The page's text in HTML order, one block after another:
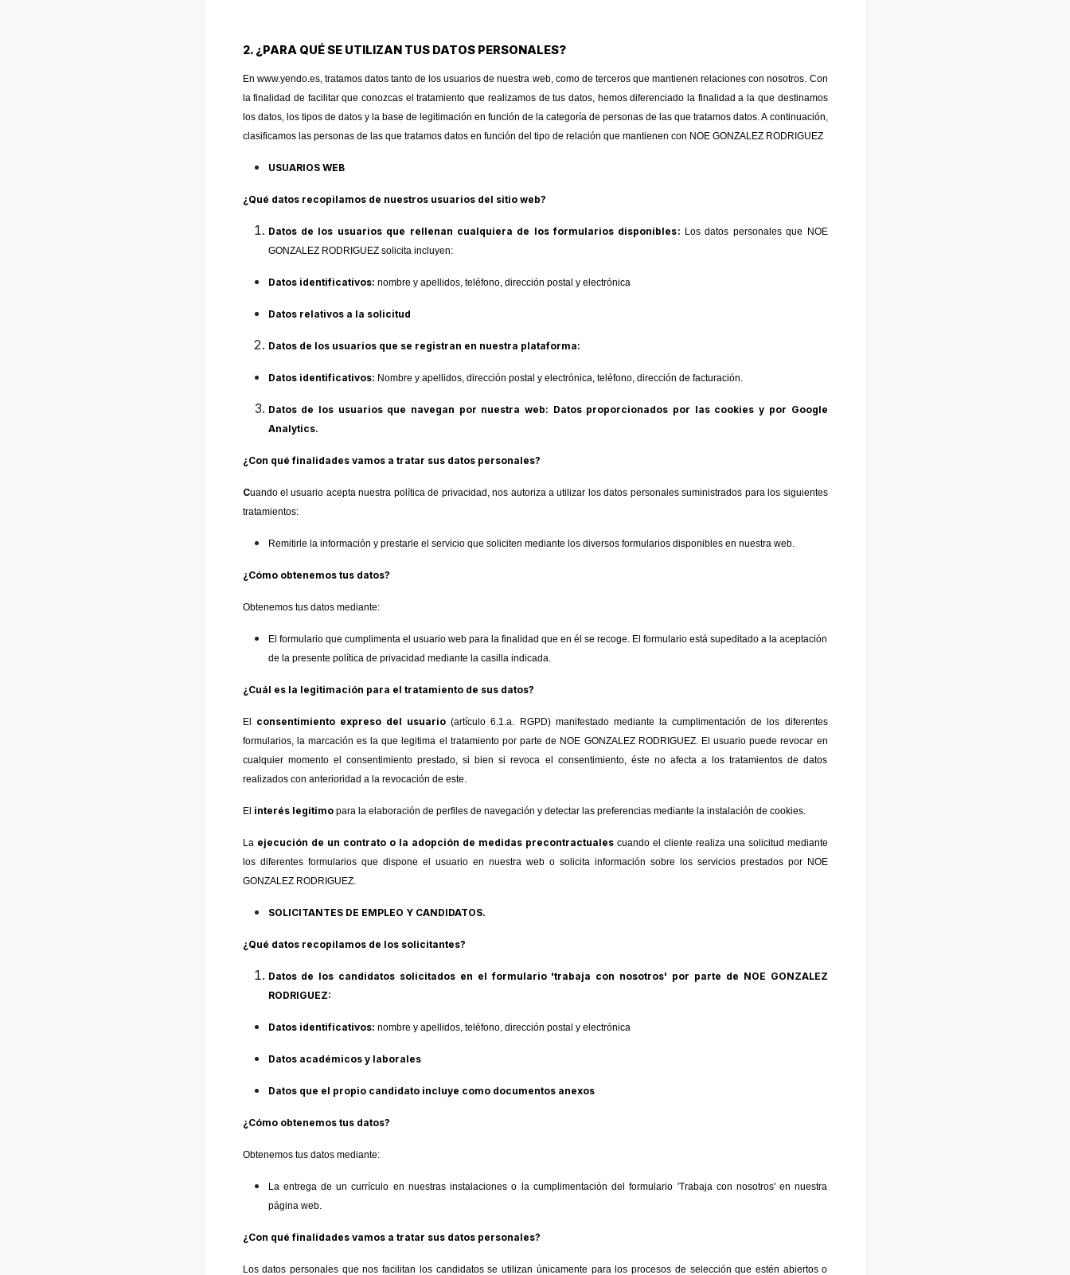
2. ¿PARA QUÉ SE UTILIZAN TUS DATOS PERSONALES?
En www.yendo.es, tratamos datos tanto de los usuarios de nuestra web, como de terceros que mantienen relaciones con nosotros. Con
la finalidad de facilitar que conozcas el tratamiento que realizamos de tus datos, hemos diferenciado la finalidad a la que destinamos
los datos, los tipos de datos y la base de legitimación en función de la categoría de personas de las que tratamos datos. A continuación,
clasificamos las personas de las que tratamos datos en función del tipo de relación que mantienen con NOE GONZALEZ RODRIGUEZ
USUARIOS WEB
¿Qué datos recopilamos de nuestros usuarios del sitio web?
Datos de los usuarios que rellenan cualquiera de los formularios disponibles: Los datos personales que NOE
GONZALEZ RODRIGUEZ solicita incluyen:
Datos identificativos: nombre y apellidos, teléfono, dirección postal y electrónica
Datos relativos a la solicitud
Datos de los usuarios que se registran en nuestra plataforma:
Datos identificativos: Nombre y apellidos, dirección postal y electrónica, teléfono, dirección de facturación.
Datos de los usuarios que navegan por nuestra web: Datos proporcionados por las cookies y por Google
Analytics.
¿Con qué finalidades vamos a tratar sus datos personales?
Cuando el usuario acepta nuestra política de privacidad, nos autoriza a utilizar los datos personales suministrados para los siguientes
tratamientos:
Remitirle la información y prestarle el servicio que soliciten mediante los diversos formularios disponibles en nuestra web.
¿Cómo obtenemos tus datos?
Obtenemos tus datos mediante:
El formulario que cumplimenta el usuario web para la finalidad que en él se recoge. El formulario está supeditado a la aceptación
de la presente política de privacidad mediante la casilla indicada.
¿Cuál es la legitimación para el tratamiento de sus datos?
El consentimiento expreso del usuario(artículo 6.1.a. RGPD) manifestado mediante la cumplimentación de los diferentes
formularios, la marcación es la que legitima el tratamiento por parte de NOE GONZALEZ RODRIGUEZ. El usuario puede revocar en
cualquier momento el consentimiento prestado, si bien si revoca el consentimiento, éste no afecta a los tratamientos de datos
realizados con anterioridad a la revocación de este.
El interés legítimopara la elaboración de perfiles de navegación y detectar las preferencias mediante la instalación de cookies.
La ejecución de un contrato o la adopción de medidas precontractualescuando el cliente realiza una solicitud mediante
los diferentes formularios que dispone el usuario en nuestra web o solicita información sobre los servicios prestados por NOE
GONZALEZ RODRIGUEZ.
SOLICITANTES DE EMPLEO Y CANDIDATOS.
¿Qué datos recopilamos de los solicitantes?
Datos de los candidatos solicitados en el formulario 'trabaja con nosotros' por parte de NOE GONZALEZ
RODRIGUEZ:
Datos identificativos: nombre y apellidos, teléfono, dirección postal y electrónica
Datos académicos y laborales
Datos que el propio candidato incluye como documentos anexos
¿Cómo obtenemos tus datos?
Obtenemos tus datos mediante:
La entrega de un currículo en nuestras instalaciones o la cumplimentación del formulario 'Trabaja con nosotros' en nuestra
página web.
¿Con qué finalidades vamos a tratar sus datos personales?
Los datos personales que nos facilitan los candidatos se utilizan únicamente para los procesos de selección que estén abiertos o